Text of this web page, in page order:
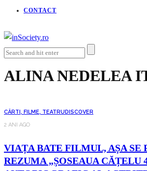
CONTACT
ALINA NEDELEA
CĂRTI, FILME, TEATRUDISCOVER
2 ANI AGO
VIAȚA BATE FILMUL, AȘA SE
REZUMA „ȘOSEAUA CĂȚELU